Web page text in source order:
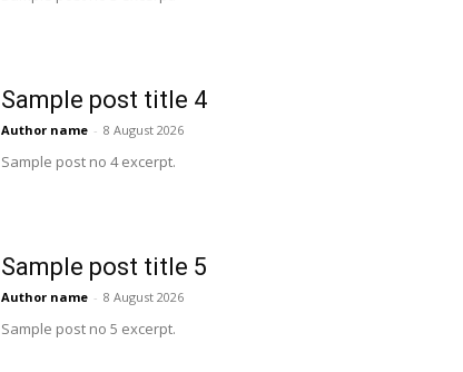
Sample post title 4
Author name - 8 August 2026
Sample post no 4 excerpt.
Sample post title 5
Author name - 8 August 2026
Sample post no 5 excerpt.